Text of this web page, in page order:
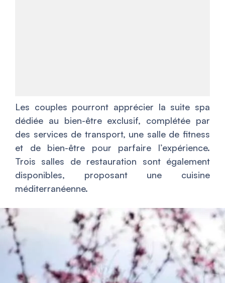
Les couples pourront apprécier la suite spa
dédiée au bien-être exclusif, complétée par
des services de transport, une salle de fitness
et de bien-être pour parfaire l’expérience.
Trois salles de restauration sont également
disponibles, proposant une cuisine
méditerranéenne.